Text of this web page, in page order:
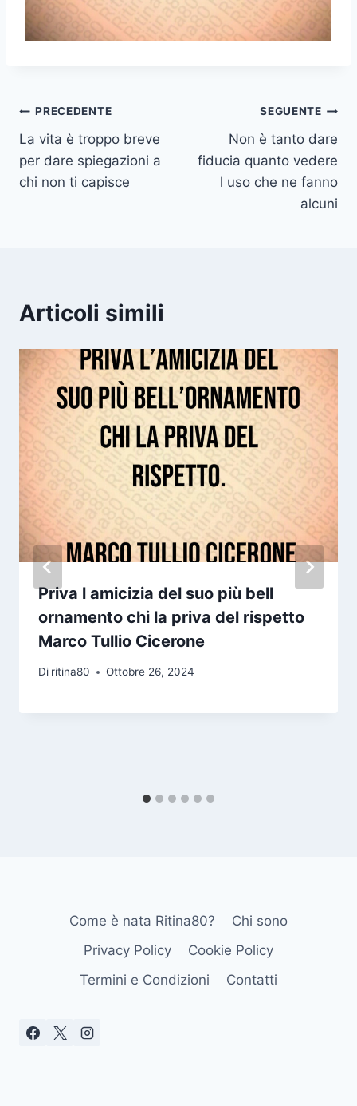
Navigazione
articoli
PRECEDENTE
La vita è troppo breve
per dare spiegazioni a
chi non ti capisce
SEGUENTE
Non è tanto dare
fiducia quanto vedere
l uso che ne fanno
alcuni
Articoli simili
Priva l amicizia del suo più bell
ornamento chi la priva del rispetto
Marco Tullio Cicerone
Di ritina80 Ottobre 26, 2024
Come è nata Ritina80?
Chi sono
Privacy Policy
Cookie Policy
Termini e Condizioni
Contatti